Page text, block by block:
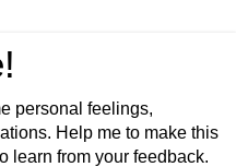
personal feelings,
Help me to make this
learn from your feedback.